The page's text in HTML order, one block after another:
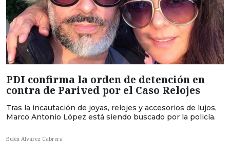
PDI confirma la orden de detención en
contra de Parived por el Caso Relojes
Tras la incautación de joyas, relojes y accesorios de lujos,
Marco Antonio López está siendo buscado por la policía.
Belén Álvarez Cabrera